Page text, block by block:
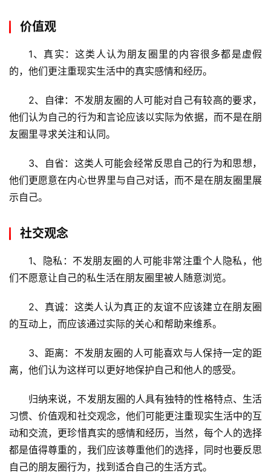
拟
主
技
术
C
运
网
全
l
i
价值观
1、真实：这类人认为朋友圈里的内容很多都是虚假
的，他们更注重现实生活中的真实感情和经历。
2、自律：不发朋友圈的人可能对自己有较高的要求，
他们认为自己的行为和言论应该以实际为依据，而不是在朋
友圈里寻求关注和认同。
3、自省：这类人可能会经常反思自己的行为和思想，
他们更愿意在内心世界里与自己对话，而不是在朋友圈里展
示自己。
社交观念
1、隐私：不发朋友圈的人可能非常注重个人隐私，他
们不愿意让自己的私生活在朋友圈里被人随意浏览。
2、真诚：这类人认为真正的友谊不应该建立在朋友圈
的互动上，而应该通过实际的关心和帮助来维系。
3、距离：不发朋友圈的人可能喜欢与人保持一定的距
离，他们认为这样可以更好地保护自己和他人的感受。
归纳来说，不发朋友圈的人具有独特的性格特点、生活
习惯、价值观和社交观念，他们可能更注重现实生活中的互
动和交流，更珍惜真实的感情和经历，当然，每个人的选择
都是值得尊重的，我们应该尊重他们的选择，同时也要反思
自己的朋友圈行为，找到适合自己的生活方式。